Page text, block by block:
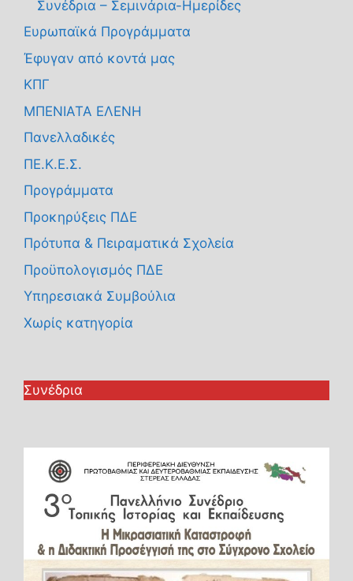
Συνέδρια – Σεμινάρια-Ημερίδες
Ευρωπαϊκά Προγράμματα
Έφυγαν από κοντά μας
ΚΠΓ
ΜΠΕΝΙΑΤΑ ΕΛΕΝΗ
Πανελλαδικές
ΠΕ.Κ.Ε.Σ.
Προγράμματα
Προκηρύξεις ΠΔΕ
Πρότυπα & Πειραματικά Σχολεία
Προϋπολογισμός ΠΔΕ
Υπηρεσιακά Συμβούλια
Χωρίς κατηγορία
Συνέδρια